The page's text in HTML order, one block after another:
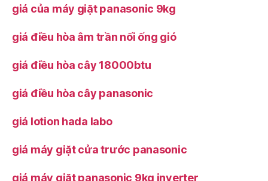
giá của máy giặt panasonic 9kg
giá điều hòa âm trần nối ống gió
giá điều hòa cây 18000btu
giá điều hòa cây panasonic
giá lotion hada labo
giá máy giặt cửa trước panasonic
giá máy giặt panasonic 9kg inverter